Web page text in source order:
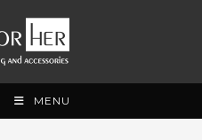
MENU